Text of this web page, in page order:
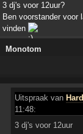
3 dj's voor 12uur?
Ben voorstander voor
vinden
Monotom
Uitspraak van
11:48:
3 dj's voor 12uur